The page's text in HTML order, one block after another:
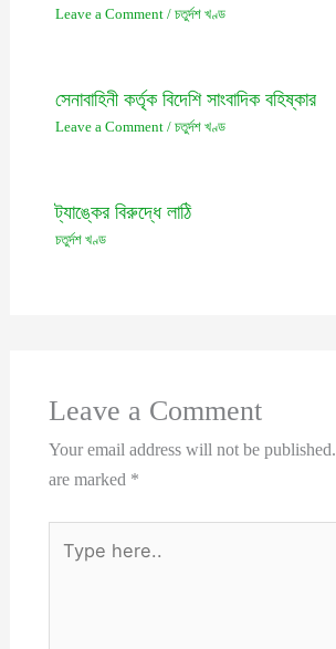
Leave a Comment / চতুর্দশ খণ্ড
সেনাবাহিনী কর্তৃক বিদেশি সাংবাদিক বহিষ্কার
Leave a Comment / চতুর্দশ খণ্ড
ট্যাঙ্কের বিরুদ্ধে লাঠি
চতুর্দশ খণ্ড
Leave a Comment
Your email address will not be published.
are marked *
here..